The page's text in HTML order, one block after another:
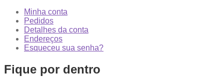
Minha conta
Pedidos
Detalhes da conta
Endereços
Esqueceu sua senha?
Fique por dentro